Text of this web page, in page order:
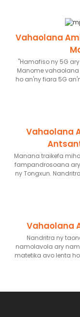
fanampin'izany,
Vahaolana
"Hamafiso ny 5G
Manome
ho an'ny fiara 5G
lenta 5G+ sy ny
orinasa
Vahaolana
Manana traikefa
fampandrosoana
ny Tongxun.
namorona
Vahaolana
Nandritra ny
namolavola ary
matetika avo lenta